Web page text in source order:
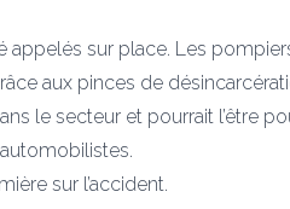
sur place. Les
aux pinces de
le secteur et pourrait l’être
sur l’accident.